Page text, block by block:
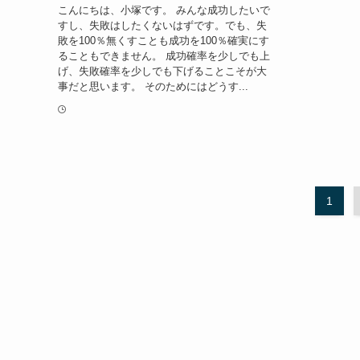
こんにちは、小塚です。 みんな成功したいで
すし、失敗はしたくないはずです。でも、失
敗を100％無くすことも成功を100％確実にす
ることもできません。 成功確率を少しでも上
げ、失敗確率を少しでも下げることこそが大
事だと思います。 そのためにはどうす...
1